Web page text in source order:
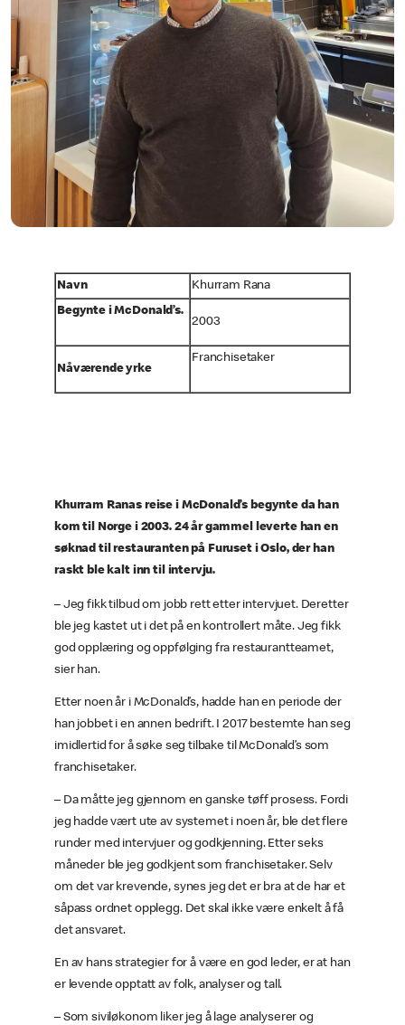
Navn
Khurram Rana
Begynte i McDonald’s.
2003
Nåværende yrke
Franchisetaker
Khurram Ranas reise i McDonald’s begynte da han
kom til Norge i 2003. 24 år gammel leverte han en
søknad til restauranten på Furuset i Oslo, der han
raskt ble kalt inn til intervju.
– Jeg fikk tilbud om jobb rett etter intervjuet. Deretter
ble jeg kastet ut i det på en kontrollert måte. Jeg fikk
god opplæring og oppfølging fra restaurantteamet,
sier han.
Etter noen år i McDonald’s, hadde han en periode der
han jobbet i en annen bedrift. I 2017 bestemte han seg
imidlertid for å søke seg tilbake til McDonald’s som
franchisetaker.
– Da måtte jeg gjennom en ganske tøff prosess. Fordi
jeg hadde vært ute av systemet i noen år, ble det flere
runder med intervjuer og godkjenning. Etter seks
måneder ble jeg godkjent som franchisetaker. Selv
om det var krevende, synes jeg det er bra at de har et
såpass ordnet opplegg. Det skal ikke være enkelt å få
det ansvaret.
En av hans strategier for å være en god leder, er at han
er levende opptatt av folk, analyser og tall.
– Som siviløkonom liker jeg å lage analyserer og